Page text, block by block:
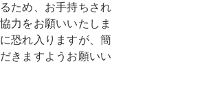
ため、お手持ちされ
力をお願いいたしま
恐れ入りますが、簡
きますようお願いい